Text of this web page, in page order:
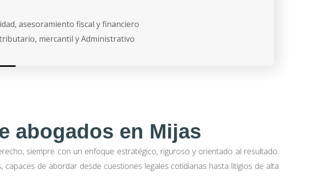
asesoramiento fiscal y financiero
mercantil y Administrativo
abogados en Mijas
siempre con un enfoque estratégico, riguroso y orientado al resultado.
de abordar desde cuestiones legales cotidianas hasta litigios de alta